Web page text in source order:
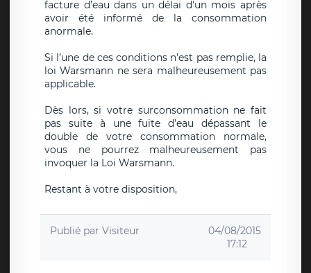
facture d’eau dans un délai d'un mois après
avoir été informé de la consommation
anormale.
Si l’une de ces conditions n’est pas remplie, la
loi Warsmann ne sera malheureusement pas
applicable.
Dès lors, si votre surconsommation ne fait
pas suite à une fuite d’eau dépassant le
double de votre consommation normale,
vous ne pourrez malheureusement pas
invoquer la Loi Warsmann.
Restant à votre disposition,
Publié par Visiteur
04/08/2015
17:12